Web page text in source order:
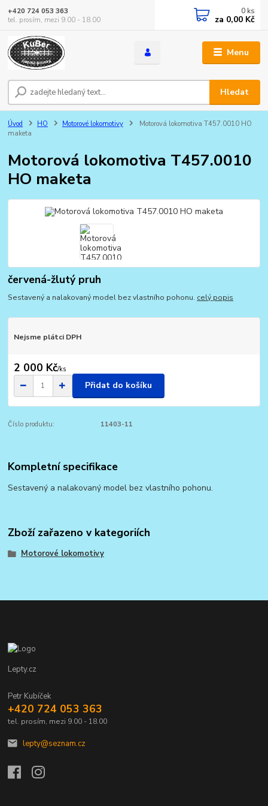
Menu
Hledat
+420 724 053 363
tel. prosím, mezi 9.00 - 18.00
0 ks
za 0,00 Kč
Úvod HO Motorové lokomotivy
Motorová lokomotiva T457.0010 HO
maketa
Motorová lokomotiva T457.0010
HO maketa
červená-žlutý pruh
Sestavený a nalakovaný model bez vlastního pohonu. celý popis
Nejsme plátci DPH
2 000 Kč/ks
Přidat do košíku
Číslo produktu: 11403-11
Kompletní specifikace
Sestavený a nalakovaný model bez vlastního pohonu.
Zboží zařazeno v kategoriích
Motorové lokomotivy
Lepty.cz
Petr Kubíček
+420 724 053 363
tel. prosím, mezi 9.00 - 18.00
lepty@seznam.cz